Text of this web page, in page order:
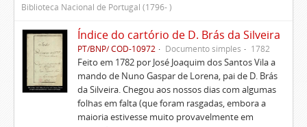
Biblioteca Nacional de Portugal (1796- )
Índice do cartório de D. Brás da Silveira
PT/BNP/ COD-10972 Documento simples 1782
Feito em 1782 por José Joaquim dos Santos Vila a
mando de Nuno Gaspar de Lorena, pai de D. Brás
da Silveira. Chegou aos nossos dias com algumas
folhas em falta (que foram rasgadas, embora a
maioria estivesse muito provavelmente em